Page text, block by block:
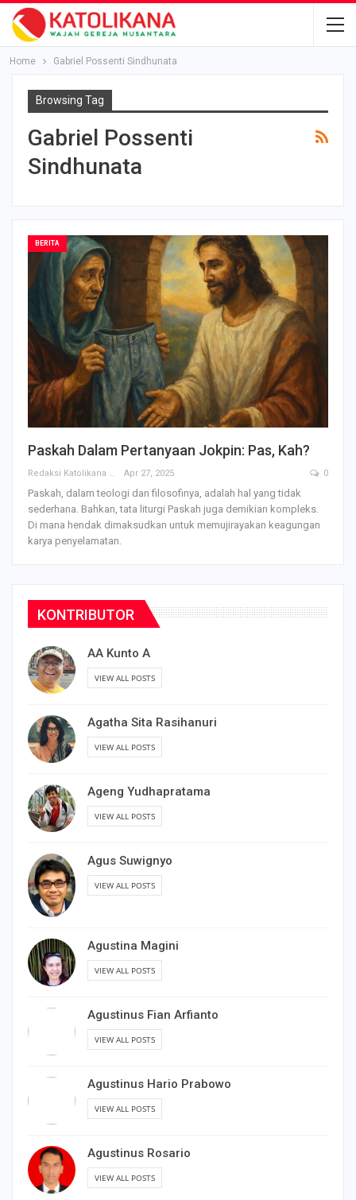
Home Gabriel Possenti Sindhunata
Browsing Tag
Gabriel Possenti
Sindhunata
BERITA
Paskah Dalam Pertanyaan Jokpin: Pas, Kah?
Redaksi Katolikana Apr 27, 2025 0
Paskah, dalam teologi dan filosofinya, adalah hal yang tidak
sederhana. Bahkan, tata liturgi Paskah juga demikian kompleks.
Di mana hendak dimaksudkan untuk memujirayakan keagungan
karya penyelamatan.
KONTRIBUTOR
AA Kunto A
VIEW ALL POSTS
Agatha Sita Rasihanuri
VIEW ALL POSTS
Ageng Yudhapratama
VIEW ALL POSTS
Agus Suwignyo
VIEW ALL POSTS
Agustina Magini
VIEW ALL POSTS
Agustinus Fian Arfianto
VIEW ALL POSTS
Agustinus Hario Prabowo
VIEW ALL POSTS
Agustinus Rosario
VIEW ALL POSTS